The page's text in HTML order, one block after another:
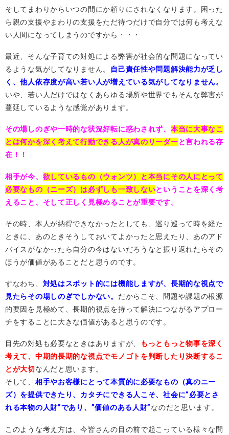
そしてまわりからいつの間にか頼りにされなくなります。困った
ら親の支援やまわりの支援をただ待つだけで自分では何も考えな
い人間になってしまうのですから・・・
最近、そんな子育ての対処による弊害が社会的な問題になってい
るような気がしてなりません。
自己責任性や問題解決能力が乏し
く、他人依存度が高い若い人が増えている気がしてなりません。
いや、若い人だけではなくあらゆる場所や世界でもそんな弊害が
蔓延しているような感覚があります。
その場しのぎや一時的な状況好転に惑わされず、 本当に大事なこ
とは何かを深く考えて行動できる人が真のリーダーと言われる存
在！！
相手が今、 欲しているもの（ウォンツ）と本当にその人にとって
必要なもの（ニーズ）は必ずしも一致しないということを深く考
えること、そして正しく見極めることが重要です。
その時、本人が納得できなかったとしても、巡り巡って時を経た
ときに、あのときそうしておいてよかったと思えたり、あのアド
バイスがなかったら自分の今はないだろうなと振り返れたらその
ほうが価値があることだと思うのです。
すなわち、 対処はスポット的には機能しますが、長期的な視点で
見たらその場しのぎでしかない。 だからこそ、問題や課題の根源
的要因を見極めて、長期的視点を持って解決につながるアプロー
チをすることに大きな価値があると思うのです。
目先の対処も必要なときはありますが、
もっともっと物事を深く
考えて、中期的長期的な視点でモノゴトを判断したり決断するこ
とが大切なんだと思います。
そして、 相手やお客様にとって本質的に必要なもの（真のニー
ズ）を提供できたり、カタチにできる人こそ、社会に”必要とさ
れる本物の人財”であり、”価値のある人財”なのだと思います。
このような考え方は、今皆さんの目の前で起こっている様々な問